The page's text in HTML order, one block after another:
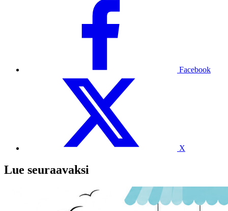
Facebook
X
Lue seuraavaksi